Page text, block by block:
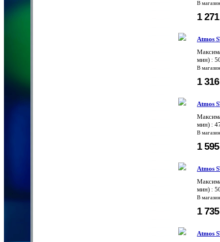
В
1
Atmos
мин) :
В
1
Atmos
мин) :
В
1
Atmos
мин) :
В
1
Atmos